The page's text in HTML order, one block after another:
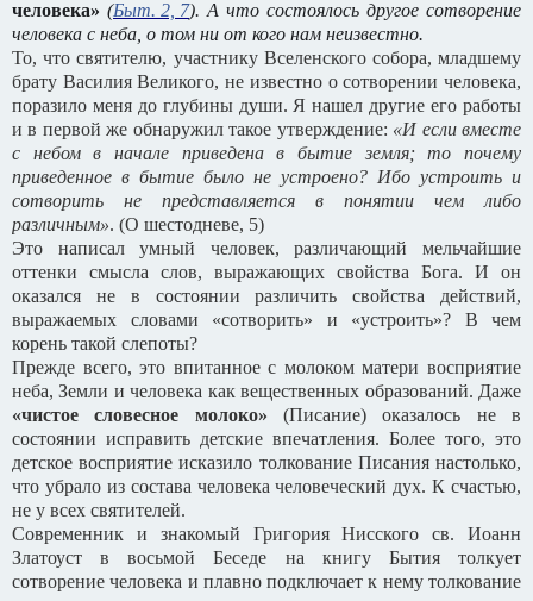
человека» (Быт. 2, 7). А что состоялось другое сотворение
человека с неба, о том ни от кого нам неизвестно.
То, что святителю, участнику Вселенского собора, младшему
брату Василия Великого, не известно о сотворении человека,
поразило меня до глубины души. Я нашел другие его работы
и в первой же обнаружил такое утверждение: «И если вместе
с небом в начале приведена в бытие земля; то почему
приведенное в бытие было не устроено? Ибо устроить и
сотворить не представляется в понятии чем либо
различным». (О шестодневе, 5)
Это написал умный человек, различающий мельчайшие
оттенки смысла слов, выражающих свойства Бога. И он
оказался не в состоянии различить свойства действий,
выражаемых словами «сотворить» и «устроить»? В чем
корень такой слепоты?
Прежде всего, это впитанное с молоком матери восприятие
неба, Земли и человека как вещественных образований. Даже
«чистое словесное молоко» (Писание) оказалось не в
состоянии исправить детские впечатления. Более того, это
детское восприятие исказило толкование Писания настолько,
что убрало из состава человека человеческий дух. К счастью,
не у всех святителей.
Современник и знакомый Григория Нисского св. Иоанн
Златоуст в восьмой Беседе на книгу Бытия толкует
сотворение человека и плавно подключает к нему толкование